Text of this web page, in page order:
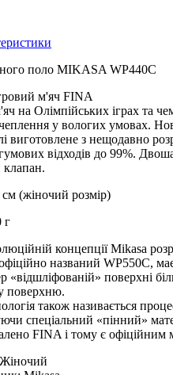
поло MIKASA WP440C
м'яч FINA
на Олімпійських іграх та
у вологих умовах.
виготовлене з нещодавно
відходів до 99%.
клапан.
(жіночий розмір)
г
концепції Mikasa
названий WP550C,
«відшліфованій» поверхні
поверхню.
також називається
спеціальний «пінний»
FINA і тому є офіційним
Жіночий